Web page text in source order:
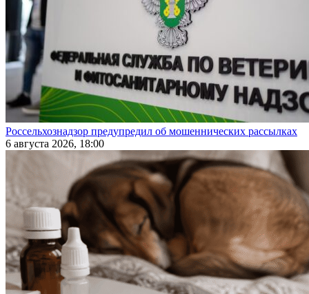
Россельхознадзор предупредил об мошеннических рассылках
6 августа 2026, 18:00